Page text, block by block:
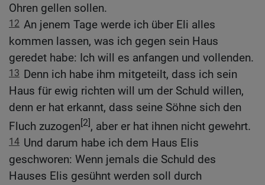
Ohren gellen sollen.
12 An jenem Tage werde ich über Eli alles
kommen lassen, was ich gegen sein Haus
geredet habe: Ich will es anfangen und vollenden.
13 Denn ich habe ihm mitgeteilt, dass ich sein
Haus für ewig richten will um der Schuld willen,
denn er hat erkannt, dass seine Söhne sich den
Fluch zuzogen[2], aber er hat ihnen nicht gewehrt.
14 Und darum habe ich dem Haus Elis
geschworen: Wenn jemals die Schuld des
Hauses Elis gesühnt werden soll durch